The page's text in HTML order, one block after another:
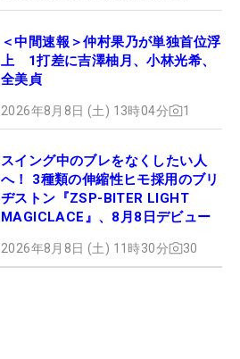
＜中間速報＞仲村果乃が単独首位浮
上 1打差に吉澤柚月、小林光希、
全美貞
2026年8月8日 (土) 13時04分 1
スイング中のブレをなくしたい人
へ！ 3種類の伸縮性ヒモ採用のブリ
ヂストン『ZSP-BITER LIGHT
MAGICLACE』、8月8日デビュー
2026年8月8日 (土) 11時30分 30